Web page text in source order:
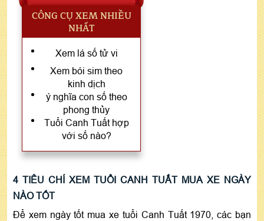
CÔNG CỤ XEM NHIỀU
NHẤT
Xem lá số tử vi
Xem bói sim theo
kinh dịch
ý nghĩa con số theo
phong thủy
Tuổi Canh Tuất hợp
với số nào?
4 TIÊU CHÍ XEM TUỔI CANH TUẤT MUA XE NGÀY
NÀO TỐT
Để xem ngày tốt mua xe tuổi Canh Tuất 1970, các bạn